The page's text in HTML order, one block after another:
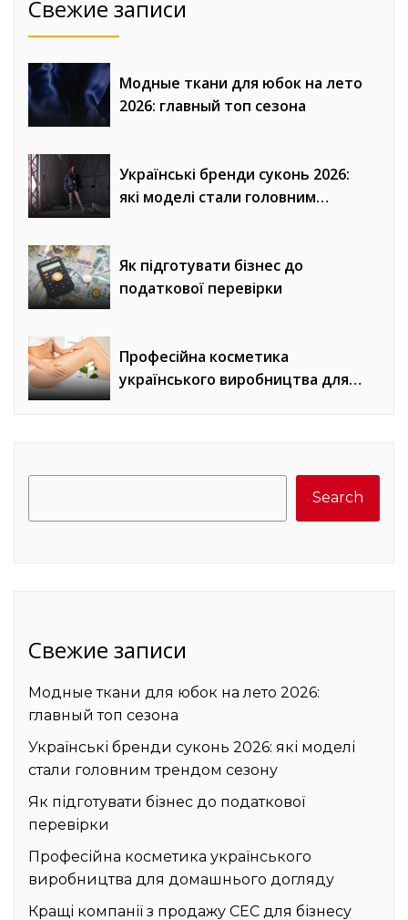
Свежие записи
Модные ткани для юбок на лето
2026: главный топ сезона
Українські бренди суконь 2026:
які моделі стали головним
Як підготувати бізнес до
податкової перевірки
Професійна косметика
українського виробництва для
Search
Свежие записи
Модные ткани для юбок на лето 2026:
главный топ сезона
Українські бренди суконь 2026: які моделі
стали головним трендом сезону
Як підготувати бізнес до податкової
перевірки
Професійна косметика українського
виробництва для домашнього догляду
Кращі компанії з продажу СЕС для бізнесу